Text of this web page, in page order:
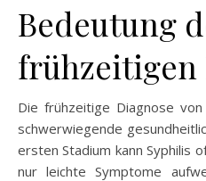
Bedeutung
frühzeitigen
Die frühzeitige Diagnose
schwerwiegende
ersten Stadium kann Syphilis
nur leichte Symptome